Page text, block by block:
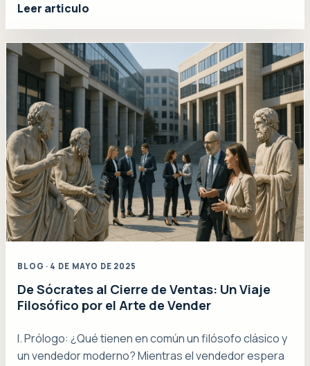
Leer articulo
BLOG · 4 DE MAYO DE 2025
De Sócrates al Cierre de Ventas: Un Viaje
Filosófico por el Arte de Vender
I. Prólogo: ¿Qué tienen en común un filósofo clásico y
un vendedor moderno? Mientras el vendedor espera